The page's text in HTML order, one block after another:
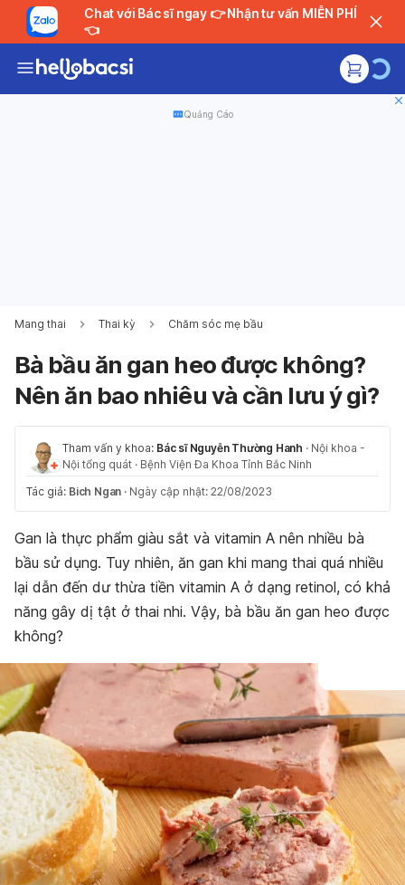
Chat với Bác sĩ ngay 👉 Nhận tư vấn MIỄN PHÍ
👈
Quảng Cáo
Mang thai Thai kỳ Chăm sóc mẹ bầu
Bà bầu ăn gan heo được không?
Nên ăn bao nhiêu và cần lưu ý gì?
Tham vấn y khoa: Bác sĩ Nguyễn Thường Hanh · Nội khoa -
Nội tổng quát · Bệnh Viện Đa Khoa Tỉnh Bắc Ninh
Tác giả: Bich Ngan · Ngày cập nhật: 22/08/2023
Gan là thực phẩm giàu sắt và vitamin A nên nhiều bà
bầu sử dụng. Tuy nhiên, ăn gan khi mang thai quá nhiều
lại dẫn đến dư thừa tiền vitamin A ở dạng retinol, có khả
năng gây dị tật ở thai nhi. Vậy, bà bầu ăn gan heo được
không?